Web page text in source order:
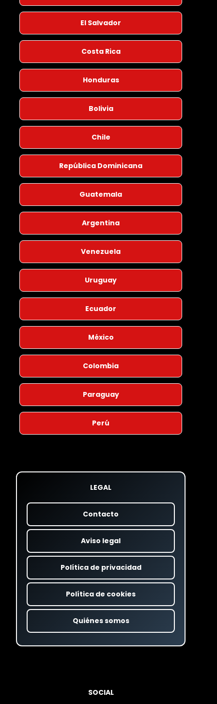
El Salvador
Costa Rica
Honduras
Bolivia
Chile
República Dominicana
Guatemala
Argentina
Venezuela
Uruguay
Ecuador
México
Colombia
Paraguay
Perú
LEGAL
Contacto
Aviso legal
Política de privacidad
Política de cookies
Quiénes somos
SOCIAL